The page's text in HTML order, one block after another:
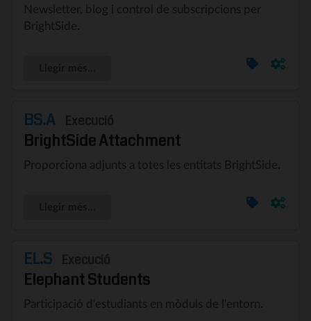
Newsletter, blog i control de subscripcions per
BrightSide.
BS.A
BrightSide Attachment
Proporciona adjunts a totes les entitats BrightSide.
EL.S
Elephant Students
Participació d'estudiants en mòduls de l'entorn.